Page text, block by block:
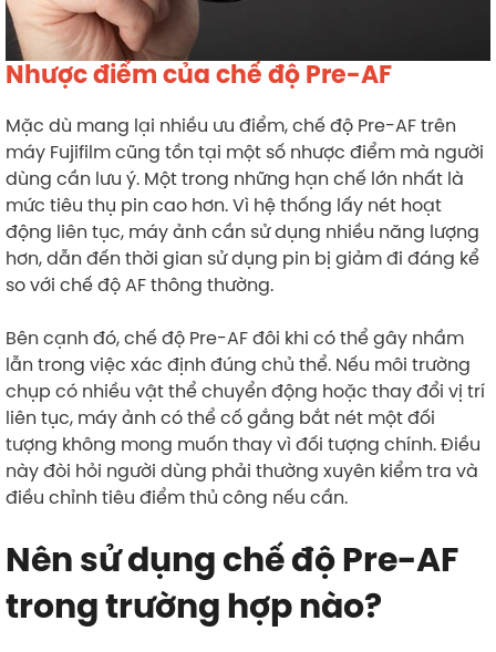
Nhược điểm của chế độ Pre-AF
Mặc dù mang lại nhiều ưu điểm, chế độ Pre-AF trên
máy Fujifilm cũng tồn tại một số nhược điểm mà người
dùng cần lưu ý. Một trong những hạn chế lớn nhất là
mức tiêu thụ pin cao hơn. Vì hệ thống lấy nét hoạt
động liên tục, máy ảnh cần sử dụng nhiều năng lượng
hơn, dẫn đến thời gian sử dụng pin bị giảm đi đáng kể
so với chế độ AF thông thường.
Bên cạnh đó, chế độ Pre-AF đôi khi có thể gây nhầm
lẫn trong việc xác định đúng chủ thể. Nếu môi trường
chụp có nhiều vật thể chuyển động hoặc thay đổi vị trí
liên tục, máy ảnh có thể cố gắng bắt nét một đối
tượng không mong muốn thay vì đối tượng chính. Điều
này đòi hỏi người dùng phải thường xuyên kiểm tra và
điều chỉnh tiêu điểm thủ công nếu cần.
Nên sử dụng chế độ Pre-AF
trong trường hợp nào?